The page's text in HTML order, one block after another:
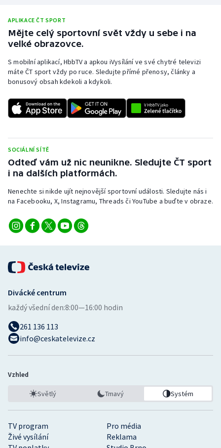
APLIKACE ČT SPORT
Mějte celý sportovní svět vždy u sebe i na
velké obrazovce.
S mobilní aplikací, HbbTV a apkou iVysílání ve své chytré televizi
máte ČT sport vždy po ruce. Sledujte přímé přenosy, články a
bonusový obsah kdekoli a kdykoli.
SOCIÁLNÍ SÍTĚ
Odteď vám už nic neunikne. Sledujte ČT sport
i na dalších platformách.
Nenechte si nikde ujít nejnovější sportovní události. Sledujte nás i
na Facebooku, X, Instagramu, Threads či YouTube a buďte v obraze.
TV program
Pro média
Živé vysílání
Reklama
Divácké centrum
každý všední den:8:00—16:00 hodin
261 136 113
info@ceskatelevize.cz
Vzhled
Světlý Tmavý Systém